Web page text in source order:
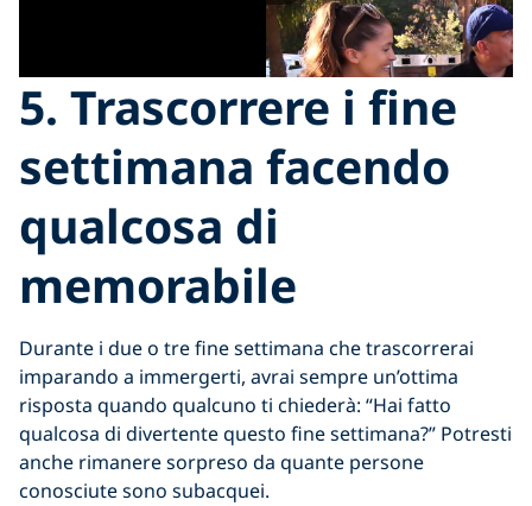
5. Trascorrere i fine
settimana facendo
qualcosa di
memorabile
Durante i due o tre fine settimana che trascorrerai
imparando a immergerti, avrai sempre un’ottima
risposta quando qualcuno ti chiederà: “Hai fatto
qualcosa di divertente questo fine settimana?” Potresti
anche rimanere sorpreso da quante persone
conosciute sono subacquei.